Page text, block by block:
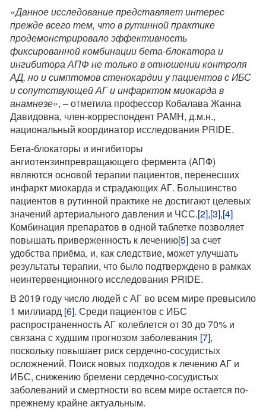
«Данное исследование представляет интерес
прежде всего тем, что в рутинной практике
продемонстрировало эффективность
фиксированной комбинации бета-блокатора и
ингибитора АПФ не только в отношении контроля
АД, но и симптомов стенокардии у пациентов с ИБС
и сопутствующей АГ и инфарктом миокарда в
анамнезе», – отметила профессор Кобалава Жанна
Давидовна, член-корреспондент РАМН, д.м.н.,
национальный координатор исследования PRIDE.
Бета-блокаторы и ингибиторы
ангиотензинпревращающего фермента (АПФ)
являются основой терапии пациентов, перенесших
инфаркт миокарда и страдающих АГ. Большинство
пациентов в рутинной практике не достигают целевых
значений артериального давления и ЧСС.[2],[3],[4]
Комбинация препаратов в одной таблетке позволяет
повышать приверженность к лечению[5]за счет
удобства приёма, и, как следствие, может улучшать
результаты терапии, что было подтверждено в рамках
неинтервенционного исследования PRIDE.
В 2019 году число людей с АГ во всем мире превысило
1 миллиард [6]. Среди пациентов с ИБС
распространенность АГ колеблется от 30 до 70% и
связана с худшим прогнозом заболевания [7],
поскольку повышает риск сердечно-сосудистых
осложнений. Поиск новых подходов к лечению АГ и
ИБС, снижению бремени сердечно-сосудистых
заболеваний и смертности во всем мире остается по-
прежнему крайне актуальным.